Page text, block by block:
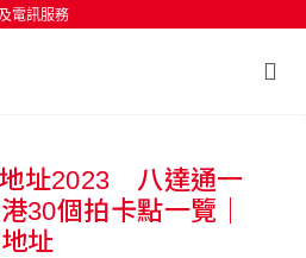
電訊服務
入鍵開始搜尋
址2023 八達通一
30個拍卡點一覽｜
址